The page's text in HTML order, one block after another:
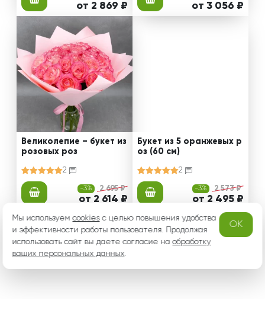
от 2 869 ₽ от 3 056 ₽
Великолепие – букет из
розовых роз
2
-3% 2 695 ₽
от 2 614 ₽
Букет из 5 оранжевых р
оз (60 см)
2
-3% 2 573 ₽
от 2 495 ₽
Мы используемcookiesс целью повышения удобства
и эффективности работы пользователя. Продолжая
использовать сайт вы даете согласие наобработку
ваших персональных данных.
OK